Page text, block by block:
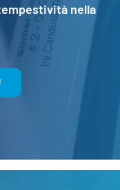
nella